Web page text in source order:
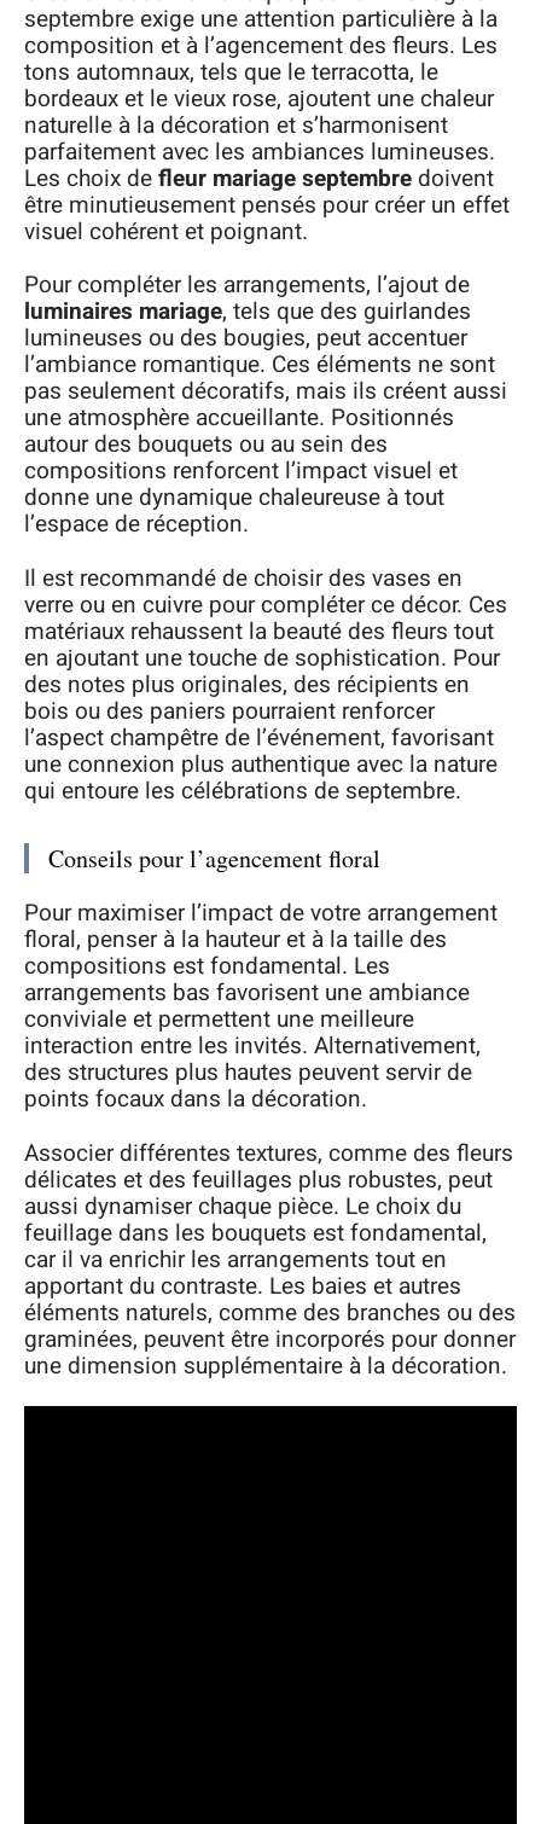
septembre exige une attention particulière à la
composition et à l’agencement des fleurs. Les
tons automnaux, tels que le terracotta, le
bordeaux et le vieux rose, ajoutent une chaleur
naturelle à la décoration et s’harmonisent
parfaitement avec les ambiances lumineuses.
Les choix defleur mariage septembre doivent
être minutieusement pensés pour créer un effet
visuel cohérent et poignant.
Pour compléter les arrangements, l’ajout de
luminaires mariage, tels que des guirlandes
lumineuses ou des bougies, peut accentuer
l’ambiance romantique. Ces éléments ne sont
pas seulement décoratifs, mais ils créent aussi
une atmosphère accueillante. Positionnés
autour des bouquets ou au sein des
compositions renforcent l’impact visuel et
donne une dynamique chaleureuse à tout
l’espace de réception.
Il est recommandé de choisir des vases en
verre ou en cuivre pour compléter ce décor. Ces
matériaux rehaussent la beauté des fleurs tout
en ajoutant une touche de sophistication. Pour
des notes plus originales, des récipients en
bois ou des paniers pourraient renforcer
l’aspect champêtre de l’événement, favorisant
une connexion plus authentique avec la nature
qui entoure les célébrations de septembre.
Conseils pour l’agencement floral
Pour maximiser l’impact de votre arrangement
floral, penser à la hauteur et à la taille des
compositions est fondamental. Les
arrangements bas favorisent une ambiance
conviviale et permettent une meilleure
interaction entre les invités. Alternativement,
des structures plus hautes peuvent servir de
points focaux dans la décoration.
Associer différentes textures, comme des fleurs
délicates et des feuillages plus robustes, peut
aussi dynamiser chaque pièce. Le choix du
feuillage dans les bouquets est fondamental,
car il va enrichir les arrangements tout en
apportant du contraste. Les baies et autres
éléments naturels, comme des branches ou des
graminées, peuvent être incorporés pour donner
une dimension supplémentaire à la décoration.